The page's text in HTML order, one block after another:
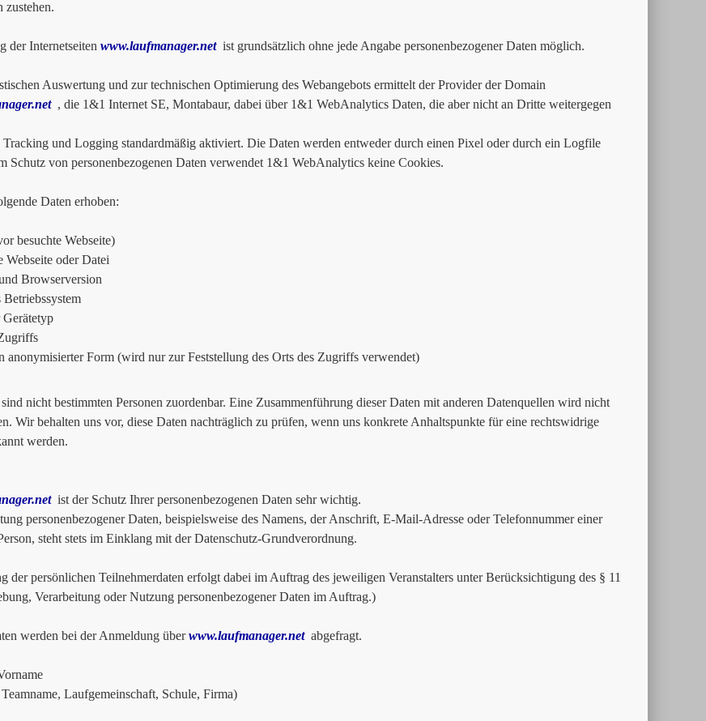
zustehen.
der Internetseiten www.laufmanager.netist grundsätzlich ohne jede Angabe personenbezogener Daten möglich.
Auswertung und zur technischen Optimierung des Webangebots ermittelt der Provider der Domain
, die 1&1 Internet SE, Montabaur, dabei über 1&1 WebAnalytics Daten, die aber nicht an Dritte weitergegen
Tracking und Logging standardmäßig aktiviert. Die Daten werden entweder durch einen Pixel oder durch ein Logfile
Schutz von personenbezogenen Daten verwendet 1&1 WebAnalytics keine Cookies.
Daten erhoben:
besuchte Webseite)
Webseite oder Datei
Browserversion
Betriebssystem
Gerätetyp
anonymisierter Form (wird nur zur Feststellung des Orts des Zugriffs verwendet)
nicht bestimmten Personen zuordenbar. Eine Zusammenführung dieser Daten mit anderen Datenquellen wird nicht
Wir behalten uns vor, diese Daten nachträglich zu prüfen, wenn uns konkrete Anhaltspunkte für eine rechtswidrige
werden.
ist der Schutz Ihrer personenbezogenen Daten sehr wichtig.
personenbezogener Daten, beispielsweise des Namens, der Anschrift, E-Mail-Adresse oder Telefonnummer einer
steht stets im Einklang mit der Datenschutz-Grundverordnung.
der persönlichen Teilnehmerdaten erfolgt dabei im Auftrag des jeweiligen Veranstalters unter Berücksichtigung des § 11
Verarbeitung oder Nutzung personenbezogener Daten im Auftrag.)
werden bei der Anmeldung überwww.laufmanager.netabgefragt.
Laufgemeinschaft, Schule, Firma)